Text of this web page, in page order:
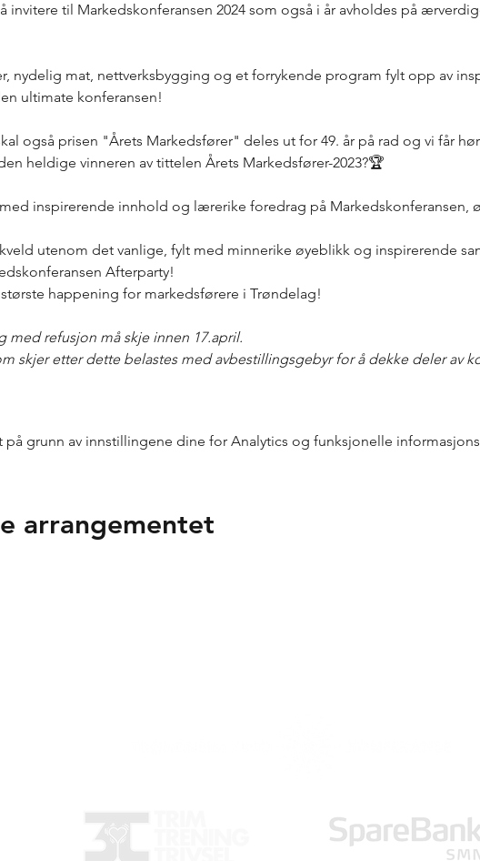
invitere til Markedskonferansen 2024 som også i år avholdes på
nydelig mat, nettverksbygging og et forrykende program fylt opp av
ultimate konferansen!
også prisen "Årets Markedsfører" deles ut for 49. år på rad og vi får
heldige vinneren av tittelen Årets Markedsfører-2023?🏆
inspirerende innhold og lærerike foredrag på Markedskonferansen,
utenom det vanlige, fylt med minnerike øyeblikk og inspirerende
Afterparty!
happening for markedsførere i Trøndelag!
med refusjon må skje innen 17.april.
skjer etter dette belastes med avbestillingsgebyr for å dekke deler av
grunn av innstillingene dine for Analytics og funksjonelle
arrangementet